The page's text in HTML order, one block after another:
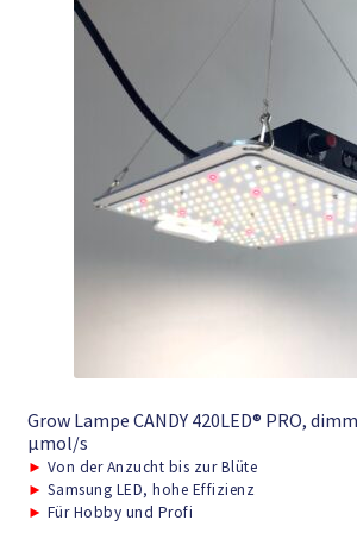
Grow Lampe CANDY 420LED® PRO,
μmol/s
► Von der Anzucht bis zur Blüte
► Samsung LED, hohe Effizienz
► Für Hobby und Profi